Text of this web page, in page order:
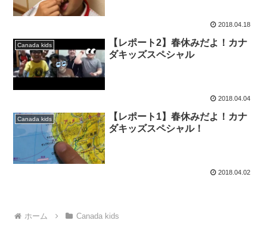
2018.04.18
Canada kids
【レポート2】春休みだよ！カナ
ダキッズスペシャル
2018.04.04
Canada kids
【レポート1】春休みだよ！カナ
ダキッズスペシャル！
2018.04.02
ホーム Canada kids